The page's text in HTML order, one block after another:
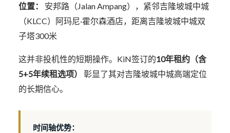
位置：
安邦路（Jalan Ampang），紧邻吉隆坡城中城
（KLCC）阿玛尼·霍尔森酒店，距离吉隆坡城中城双
子塔300米
这并非投机性的短期操作。KiN签订的10年租约（含
5+5年续租选项）
彰显了其对吉隆坡城中城高端定位
的长期信心。
时间轴优势：